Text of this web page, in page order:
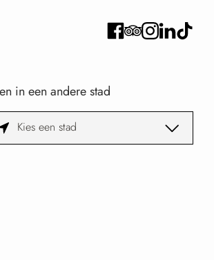
in een andere stad
Kies een stad